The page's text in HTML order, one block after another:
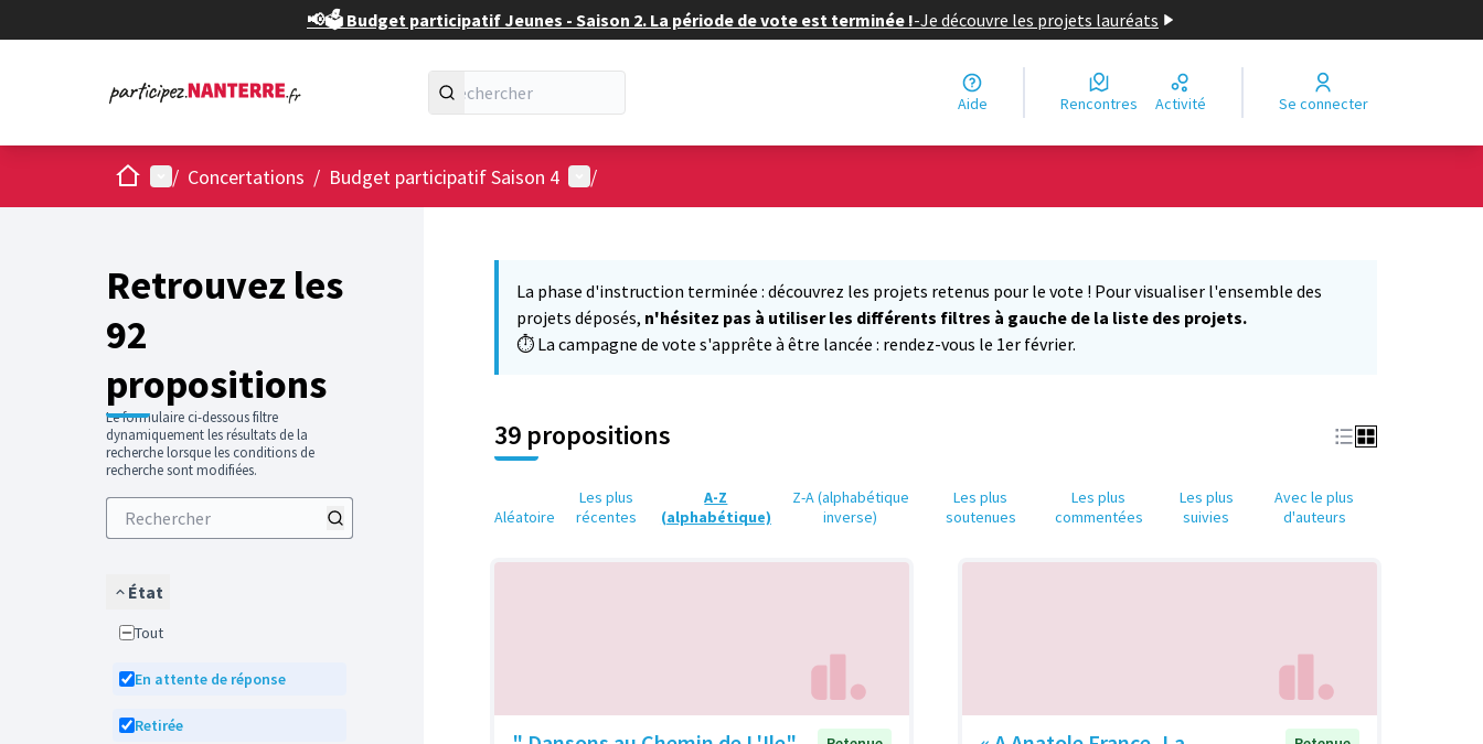
📢🗳️ Budget participatif Jeunes - Saison 2. La période de vote est terminée !-Je découvre les projets lauréats
Aide Rencontres Activité Se connecter
AccueilMenu principal
/ Concertations / Budget participatif Saison 4 Menu utilisateur
/
Retrouvez les
92
propositions
Le formulaire ci-dessous filtre
dynamiquement les résultats de la
recherche lorsque les conditions de
recherche sont modifiées.
État
Tout
En attente de réponse
Retirée
La phase d'instruction terminée : découvrez les projets retenus pour le vote ! Pour visualiser l'ensemble des
projets déposés, n'hésitez pas à utiliser les différents filtres à gauche de la liste des projets.
⏱️ La campagne de vote s'apprête à être lancée : rendez-vous le 1er février.
39 propositions
Aléatoire
Les plus
récentes
A-Z
(alphabétique)
Z-A (alphabétique
inverse)
Les plus
soutenues
Les plus
commentées
Les plus
suivies
Avec le plus
d'auteurs